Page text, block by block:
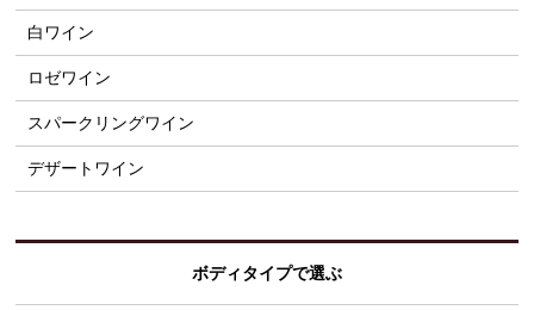
白ワイン
ロゼワイン
スパークリングワイン
デザートワイン
ボディタイプで選ぶ